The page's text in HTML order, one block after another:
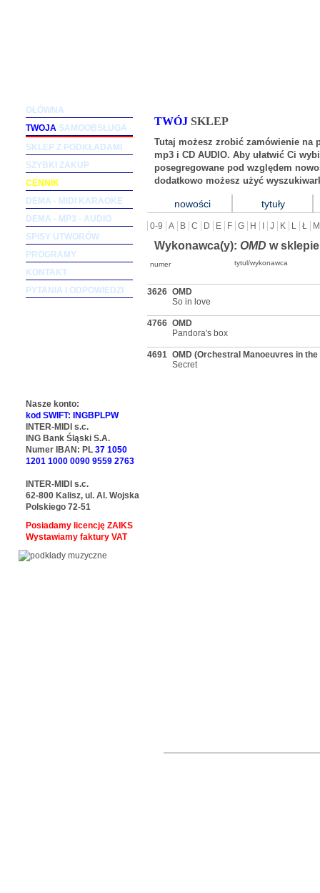
TWÓJ SKLEP
Tutaj możesz zrobić zamówienie na
mp3 i CD AUDIO. Aby ułatwić Ci
posegregowane pod względem
dodatkowo możesz użyć
nowości tytuły
0-9 A B C D E F G H J K L Ł M
Wykonawca(y): OMD w sklepie
numer tytul/wykonawca
3626 OMD
So in love
4766 OMD
Pandora's box
4691 OMD (Orchestral Manoeuvres in
Secret
GŁÓWNA
TWOJA SAMOOBSŁUGA
SKLEP Z PODKŁADAMI
SZYBKI ZAKUP
CENNIK
DEMA - MIDI KARAOKE
DEMA - MP3 - AUDIO
SPISY UTWORÓW
PROGRAMY
KONTAKT
PYTANIA I ODPOWIEDZI
Nasze konto:
kod SWIFT: INGBPLPW
INTER-MIDI s.c.
ING Bank Śląski S.A.
Numer IBAN: PL 37 1050
1201 1000 0090 9559 2763
INTER-MIDI s.c.
62-800 Kalisz, ul. Al. Wojska
Polskiego 72-51
Posiadamy licencję ZAIKS
Wystawiamy faktury VAT